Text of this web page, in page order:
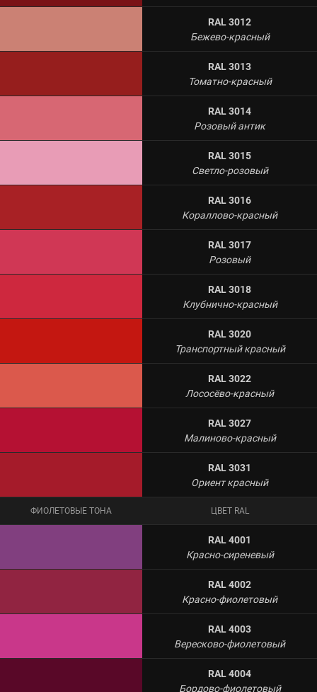
RAL 3012
Бежево-красный
RAL 3013
Томатно-красный
RAL 3014
Розовый антик
RAL 3015
Светло-розовый
RAL 3016
Кораллово-красный
RAL 3017
Розовый
RAL 3018
Клубнично-красный
RAL 3020
Транспортный красный
RAL 3022
Лососёво-красный
RAL 3027
Малиново-красный
RAL 3031
Ориент красный
ФИОЛЕТОВЫЕ ТОНА ЦВЕТ RAL
RAL 4001
Красно-сиреневый
RAL 4002
Красно-фиолетовый
RAL 4003
Вересково-фиолетовый
RAL 4004
Бордово-фиолетовый